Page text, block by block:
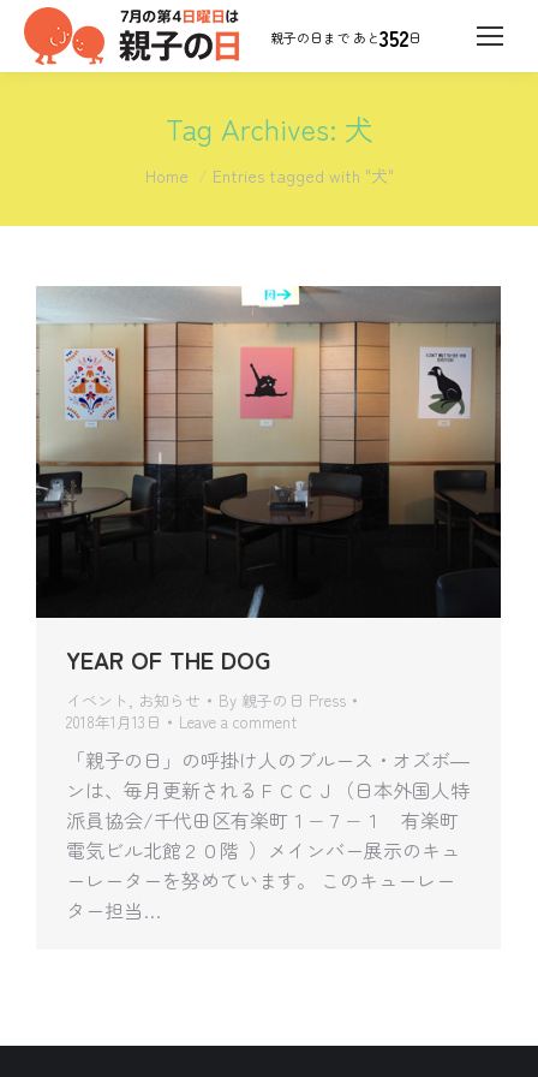
352日
Tag Archives: 犬
You are here:
Home Entries tagged with "犬"
YEAR OF THE DOG
イベント , お知らせ By 親子の日 Press
2018年1月13日
Leave a comment
「親子の日」の呼掛け人のブルース・オズボ―
ンは、毎月更新されるＦＣＣＪ（日本外国人特
派員協会/千代田区有楽町１−７−１ 有楽町
電気ビル北館２０階 ）メインバー展示のキュ
ーレーターを努めています。 このキューレー
ター担当…